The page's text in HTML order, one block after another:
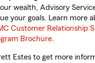
wealth, Advisory
your goals. Learn more
Customer Relationship
Brochure.
Estes to get more